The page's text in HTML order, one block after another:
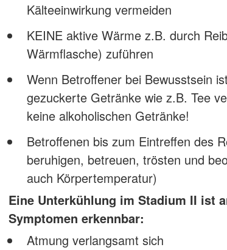
Kälteeinwirkung vermeiden
KEINE aktive Wärme z.B. durch
Wärmflasche) zuführen
Wenn Betroffener bei Bewusstsein
gezuckerte Getränke wie z.B. Tee
keine alkoholischen Getränke!
Betroffenen bis zum Eintreffen des
beruhigen, betreuen, trösten und
auch Körpertemperatur)
Eine Unterkühlung im Stadium II ist
Symptomen erkennbar:
Atmung verlangsamt sich